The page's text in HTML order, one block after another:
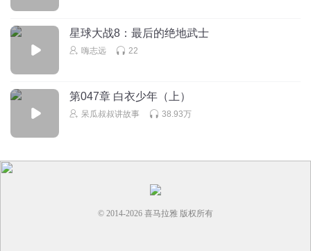
洛洛开心果
剧情太单一了吧，反正怎么打都是亿小城赢
回复
大斌威武 回复 @ 洛洛开心果: 主角光环
可以给一个赞吗
，谢谢😊陌生人。这样我们就是好朋友
星球大战8：最后的绝地武士
嗨志远 22
第047章 白衣少年（上）
呆瓜叔叔讲故事 38.93万
© 2014-2026 喜马拉雅 版权所有